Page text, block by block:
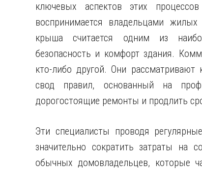
ключевых аспектов этих
воспринимается владельцами
крыша считается одним из
безопасность и комфорт здания.
кто-либо другой. Они
свод правил, основанный на
дорогостоящие ремонты и продлить
Эти специалисты проводя
значительно сократить затраты на
обычных домовладельцев, которые